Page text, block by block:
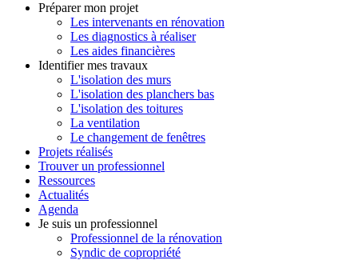
Préparer mon projet
Les intervenants en rénovation
Les diagnostics à réaliser
Les aides financières
Identifier mes travaux
L'isolation des murs
L'isolation des planchers bas
L'isolation des toitures
La ventilation
Le changement de fenêtres
Projets réalisés
Trouver un professionnel
Ressources
Actualités
Agenda
Je suis un professionnel
Professionnel de la rénovation
Syndic de copropriété